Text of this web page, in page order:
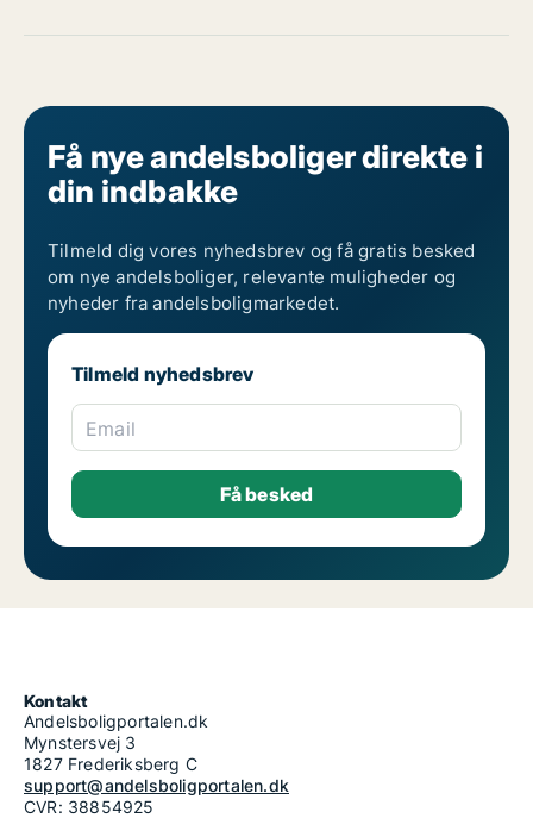
Få nye andelsboliger direkte i
din indbakke
Tilmeld dig vores nyhedsbrev og få gratis besked
om nye andelsboliger, relevante muligheder og
nyheder fra andelsboligmarkedet.
Tilmeld nyhedsbrev
Email
Kontakt
Andelsboligportalen.dk
Mynstersvej 3
1827 Frederiksberg C
support@andelsboligportalen.dk
CVR: 38854925